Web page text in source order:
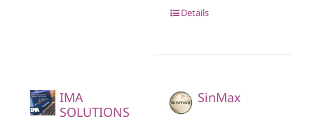
Details
IMA
SOLUTIONS
SinMax